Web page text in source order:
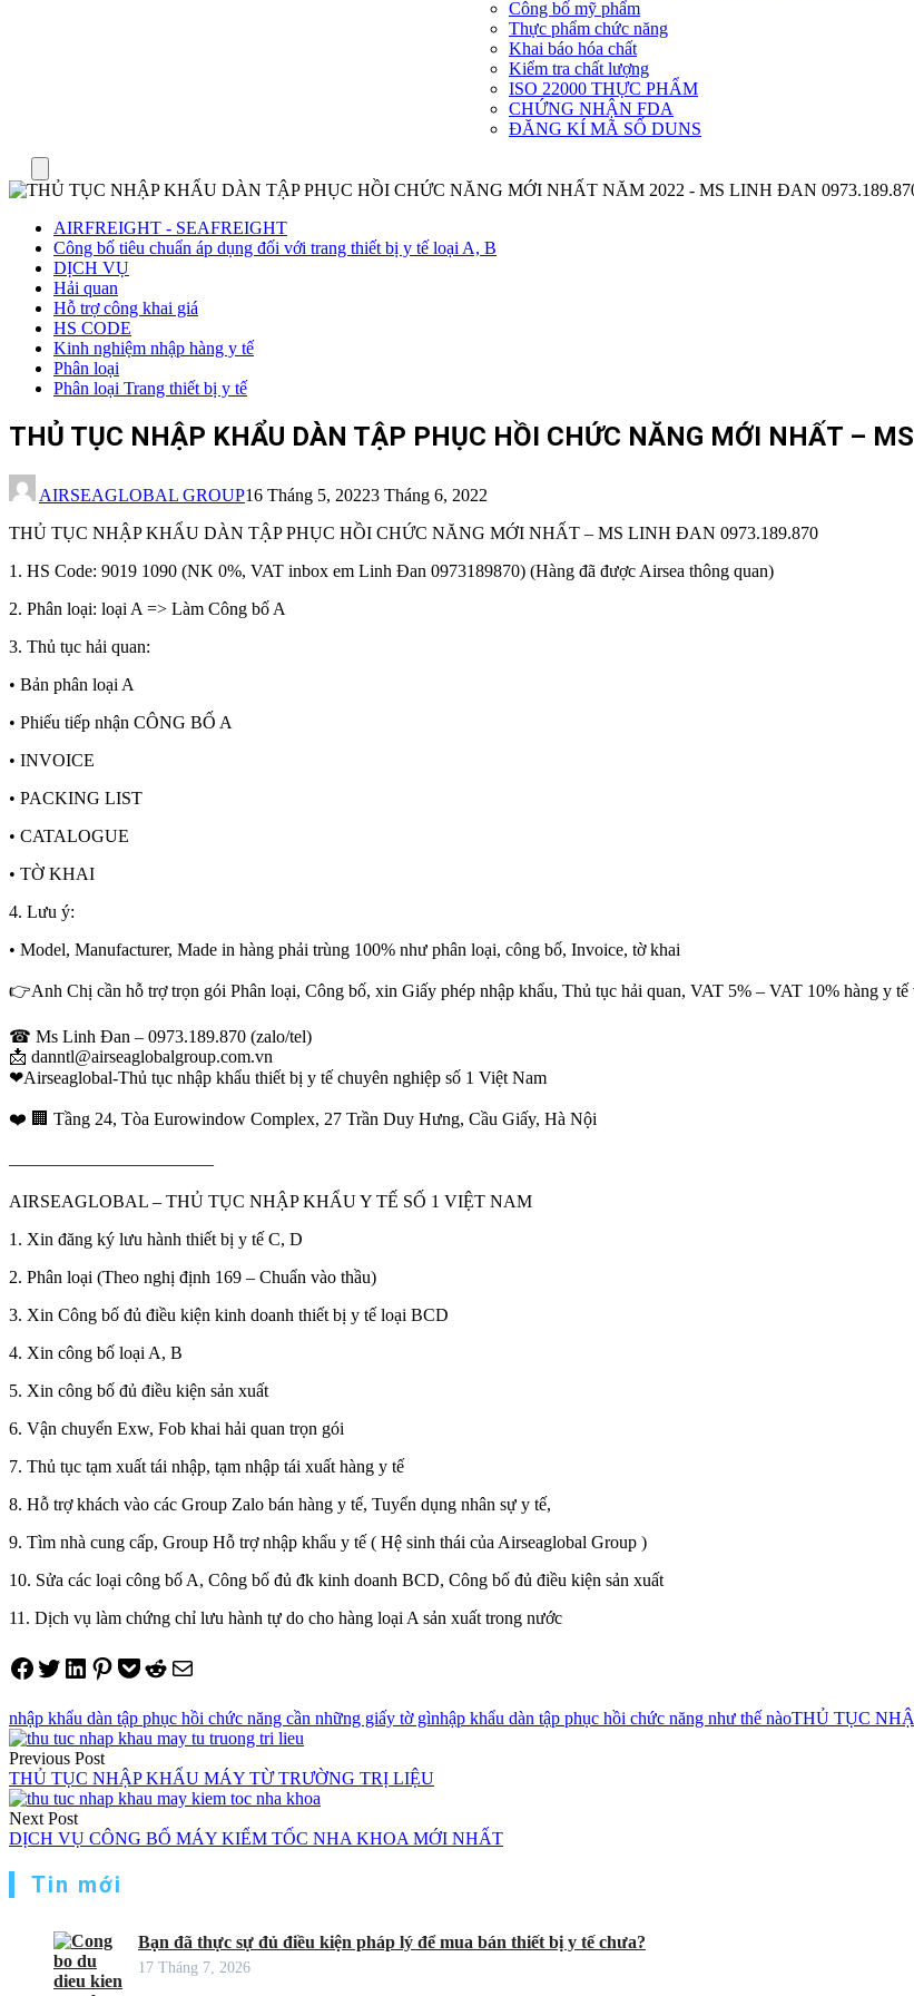
Dịch
vụ
khác
Công bố mỹ phẩm
Thực phẩm chức năng
Khai báo hóa chất
Kiểm tra chất lượng
ISO 22000 THỰC PHẨM
CHỨNG NHẬN FDA
ĐĂNG KÍ MÃ SỐ DUNS
AIRFREIGHT - SEAFREIGHT
Công bố tiêu chuẩn áp dụng đối với trang thiết bị y tế loại A, B
DỊCH VỤ
Hải quan
Hỗ trợ công khai giá
HS CODE
Kinh nghiệm nhập hàng y tế
Phân loại
Phân loại Trang thiết bị y tế
THỦ TỤC NHẬP KHẨU DÀN TẬP PHỤC HỒI CHỨC NĂNG MỚI NHẤT –
AIRSEAGLOBAL GROUP16 Tháng 5, 20223 Tháng 6, 2022
THỦ TỤC NHẬP KHẨU DÀN TẬP PHỤC HỒI CHỨC NĂNG MỚI NHẤT – MS LINH ĐAN 0973.189.870
1. HS Code: 9019 1090 (NK 0%, VAT inbox em Linh Đan 0973189870) (Hàng đã được Airsea thông quan)
2. Phân loại: loại A => Làm Công bố A
3. Thủ tục hải quan:
• Bản phân loại A
• Phiếu tiếp nhận CÔNG BỐ A
• INVOICE
• PACKING LIST
• CATALOGUE
• TỜ KHAI
4. Lưu ý:
• Model, Manufacturer, Made in hàng phải trùng 100% như phân loại, công bố, Invoice, tờ khai
👉Anh Chị cần hỗ trợ trọn gói Phân loại, Công bố, xin Giấy phép nhập khẩu, Thủ tục hải quan, VAT 5% – VAT 10% hàng y
☎ Ms Linh Đan – 0973.189.870 (zalo/tel)
📩 danntl@airseaglobalgroup.com.vn
❤Airseaglobal-Thủ tục nhập khẩu thiết bị y tế chuyên nghiệp số 1 Việt Nam
❤️ 🏢 Tầng 24, Tòa Eurowindow Complex, 27 Trần Duy Hưng, Cầu Giấy, Hà Nội
———————————–
AIRSEAGLOBAL – THỦ TỤC NHẬP KHẨU Y TẾ SỐ 1 VIỆT NAM
1. Xin đăng ký lưu hành thiết bị y tế C, D
2. Phân loại (Theo nghị định 169 – Chuẩn vào thầu)
3. Xin Công bố đủ điều kiện kinh doanh thiết bị y tế loại BCD
4. Xin công bố loại A, B
5. Xin công bố đủ điều kiện sản xuất
6. Vận chuyển Exw, Fob khai hải quan trọn gói
7. Thủ tục tạm xuất tái nhập, tạm nhập tái xuất hàng y tế
8. Hỗ trợ khách vào các Group Zalo bán hàng y tế, Tuyển dụng nhân sự y tế,
9. Tìm nhà cung cấp, Group Hỗ trợ nhập khẩu y tế ( Hệ sinh thái của Airseaglobal Group )
10. Sửa các loại công bố A, Công bố đủ đk kinh doanh BCD, Công bố đủ điều kiện sản xuất
11. Dịch vụ làm chứng chỉ lưu hành tự do cho hàng loại A sản xuất trong nước
Share on Facebook
Tweet on Twitter
Share on LinkedIn
Pin on Pinterest
Save to pocket
Share on Reddit
Share via Email
nhập khẩu dàn tập phục hồi chức năng cần những giấy tờ gìnhập khẩu dàn tập phục hồi chức năng như thế nàoTHỦ TỤC
Điều
hướng
bài
viết
Previous Post
THỦ TỤC NHẬP KHẨU MÁY TỪ TRƯỜNG TRỊ LIỆU
Next Post
DỊCH VỤ CÔNG BỐ MÁY KIỂM TỐC NHA KHOA MỚI NHẤT
Tin mới
Bạn đã thực sự đủ điều kiện pháp lý để mua bán thiết bị y tế chưa?
17 Tháng 7, 2026